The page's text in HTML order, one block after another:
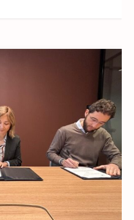
Cauleve Delpech
des coursiers-
en Côte d’Ivoire.
son logement de
son vélo, ouvre
développée
les coursiers, et
sonne. La suite
technologie et